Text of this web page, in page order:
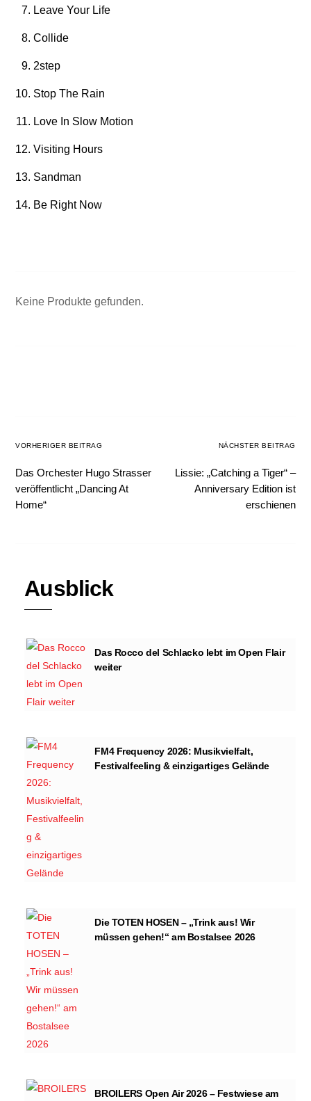
Leave Your Life
Collide
2step
Stop The Rain
Love In Slow Motion
Visiting Hours
Sandman
Be Right Now
Keine Produkte gefunden.
VORHERIGER BEITRAG
Das Orchester Hugo Strasser
veröffentlicht „Dancing At
Home“
NÄCHSTER BEITRAG
Lissie: „Catching a Tiger“ –
Anniversary Edition ist
erschienen
Ausblick
Das Rocco del Schlacko lebt im Open Flair
weiter
FM4 Frequency 2026: Musikvielfalt,
Festivalfeeling & einzigartiges Gelände
Die TOTEN HOSEN – „Trink aus! Wir
müssen gehen!“ am Bostalsee 2026
BROILERS Open Air 2026 – Festwiese am